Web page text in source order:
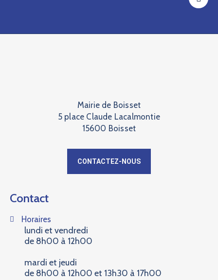
Mairie de Boisset
5 place Claude Lacalmontie
15600 Boisset
CONTACTEZ-NOUS
Contact
Horaires
lundi et vendredi
de 8h00 à 12h00
mardi et jeudi
de 8h00 à 12h00 et 13h30 à 17h00